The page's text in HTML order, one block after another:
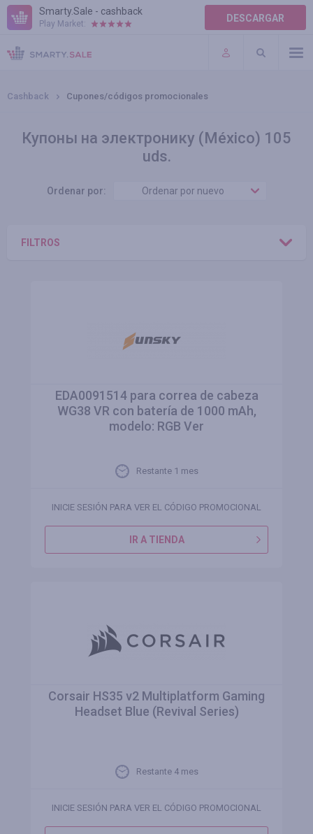
Smarty.Sale - cashback
Play Market: DESCARGAR
AYUDA
TÉRMINOS DE USO
Cashback Cupones/códigos promocionales
Купоны на электронику (México) 105
uds.
Ordenar por: Ordenar por nuevo
FILTROS
EDA0091514 para correa de cabeza
WG38 VR con batería de 1000 mAh,
modelo: RGB Ver
Restante 1 mes
INICIE SESIÓN PARA VER EL CÓDIGO PROMOCIONAL
IR A TIENDA
Corsair HS35 v2 Multiplatform Gaming
Headset Blue (Revival Series)
Restante 4 mes
INICIE SESIÓN PARA VER EL CÓDIGO PROMOCIONAL